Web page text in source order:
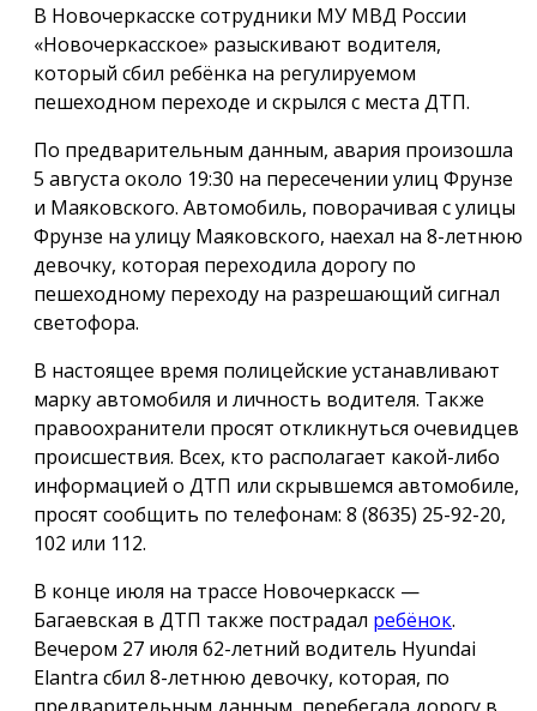
В Новочеркасске сотрудники МУ МВД России
«Новочеркасское» разыскивают водителя,
который сбил ребёнка на регулируемом
пешеходном переходе и скрылся с места ДТП.
По предварительным данным, авария произошла
5 августа около 19:30 на пересечении улиц Фрунзе
и Маяковского. Автомобиль, поворачивая с улицы
Фрунзе на улицу Маяковского, наехал на 8-летнюю
девочку, которая переходила дорогу по
пешеходному переходу на разрешающий сигнал
светофора.
В настоящее время полицейские устанавливают
марку автомобиля и личность водителя. Также
правоохранители просят откликнуться очевидцев
происшествия. Всех, кто располагает какой-либо
информацией о ДТП или скрывшемся автомобиле,
просят сообщить по телефонам: 8 (8635) 25-92-20,
102 или 112.
В конце июля на трассе Новочеркасск —
Багаевская в ДТП также пострадал ребёнок.
Вечером 27 июля 62-летний водитель Hyundai
Elantra сбил 8-летнюю девочку, которая, по